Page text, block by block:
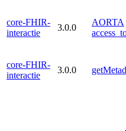
core-FHIR-
interactie
3.0.0
AORTA
core-FHIR-
interactie
3.0.0